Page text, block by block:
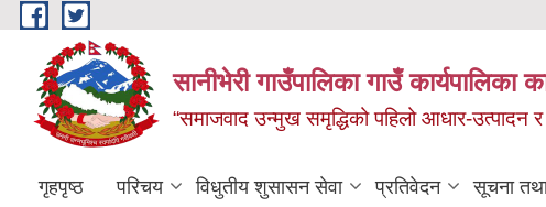
Skip to main content
सानीभेरी गाउँपालिका गाउँ कार्यपालिका
“समाजवाद उन्मुख समृद्धिको पहिलो आधार-उत्पादन र
गृहपृष्ठ परिचय विधुतीय शुसासन सेवा प्रतिवेदन सूचना